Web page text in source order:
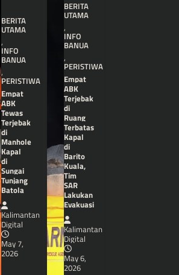
BERITA
UTAMA
,
INFO
BANUA
,
PERISTIWA
Empat
ABK
Tewas
Terjebak
di
Manhole
Kapal
di
Sungai
Tunjang
Batola
Kalimantan
Digital
May 7,
2026
BERITA
UTAMA
,
INFO
BANUA
,
PERISTIWA
Empat
ABK
Terjebak
di
Ruang
Terbatas
Kapal
di
Barito
Kuala,
Tim
SAR
Lakukan
Evakuasi
Kalimantan
Digital
May 6,
2026